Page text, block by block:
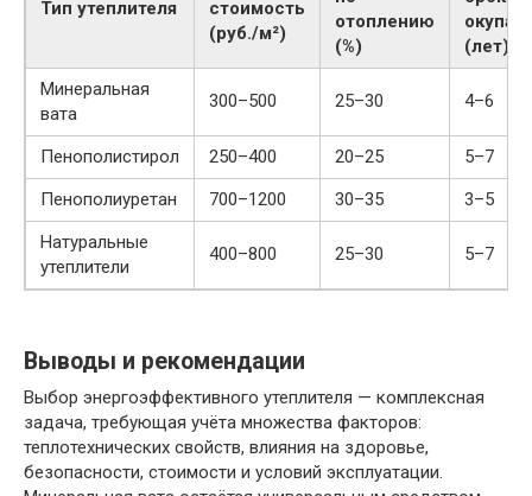
Тип утеплителя
стоимость
(руб./м²)
отоплению
(%)
(лет)
Минеральная
вата
300–500 25–30 4–6
Пенополистирол 250–400 20–25
5–7
Пенополиуретан
700–1200 30–35
3–5
Натуральные
утеплители
400–800 25–30 5–7
Выводы и рекомендации
Выбор энергоэффективного утеплителя — комплексная
задача, требующая учёта множества факторов:
теплотехнических свойств, влияния на здоровье,
безопасности, стоимости и условий эксплуатации.